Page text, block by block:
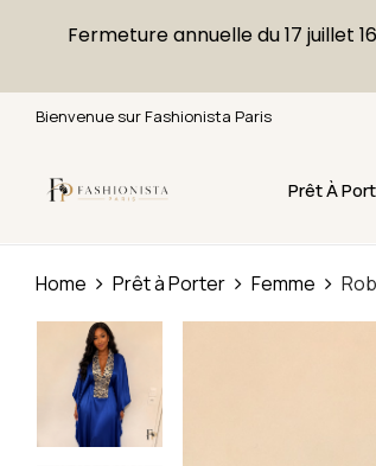
Bienvenue sur Fashionista Paris
Prêt À
Home Prêt à Porter Femme
Fermeture annuelle du 17 juillet